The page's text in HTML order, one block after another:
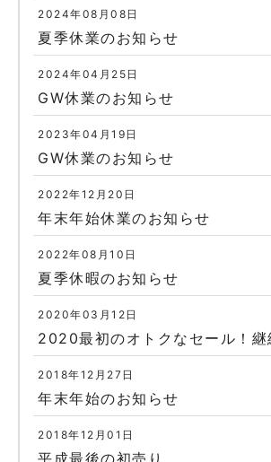
2024年08月08日
夏季休業のお知らせ
2024年04月25日
GW休業のお知らせ
2023年04月19日
GW休業のお知らせ
2022年12月20日
年末年始休業のお知らせ
2022年08月10日
夏季休暇のお知らせ
2020年03月12日
2020最初のオトクなセール！継
2018年12月27日
年末年始のお知らせ
2018年12月01日
平成最後の初売り